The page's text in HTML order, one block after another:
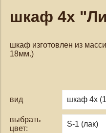
шкаф 4х
шкаф изготовлен из
18мм.)
вид
выбрать
цвет: